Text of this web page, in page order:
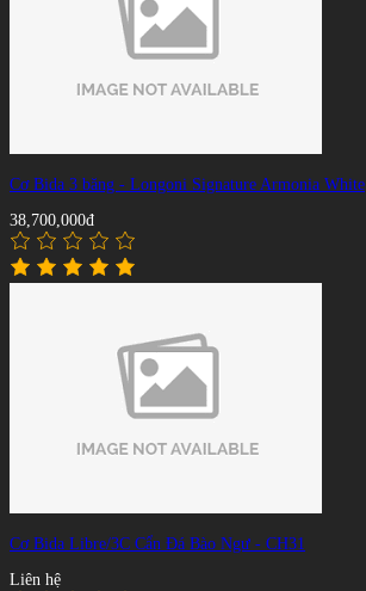
Cơ Bida 3 băng - Longoni Signature Armonia White
38,700,000đ
Cơ Bida Libre/3C Cẩn Đá Bào Ngư - CH31
Liên hệ